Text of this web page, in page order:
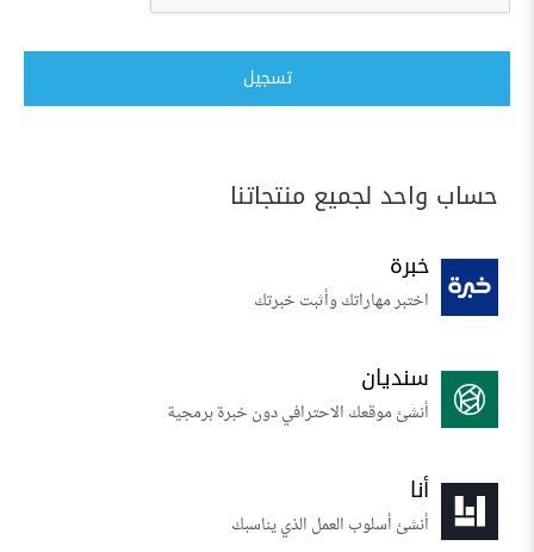
تسجيل
حساب واحد لجميع منتجاتنا
خبرة
اختبر مهاراتك وأثبت خبرتك
سنديان
أنشئ موقعك الاحترافي دون خبرة برمجية
أنا
أنشئ أسلوب العمل الذي يناسبك